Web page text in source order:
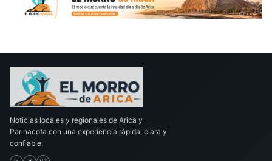
Noticias locales y regionales de Arica y
Parinacota con una experiencia rápida, clara y
confiable.